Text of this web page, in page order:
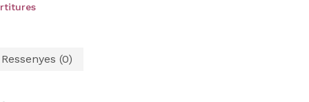
Ressenyes (0)